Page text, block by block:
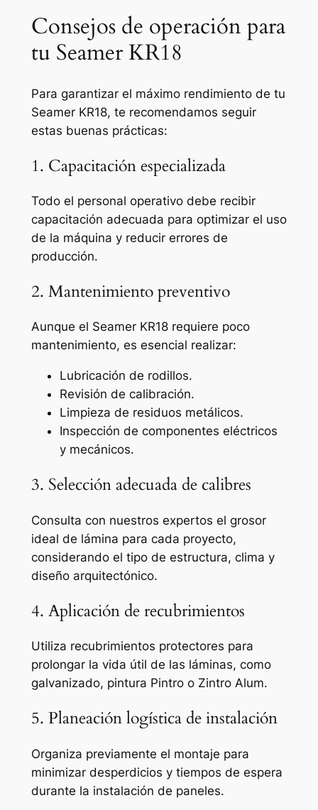
Consejos de operación para
tu Seamer KR18
Para garantizar el máximo rendimiento de tu
Seamer KR18, te recomendamos seguir
estas buenas prácticas:
1. Capacitación especializada
Todo el personal operativo debe recibir
capacitación adecuada para optimizar el uso
de la máquina y reducir errores de
producción.
2. Mantenimiento preventivo
Aunque el Seamer KR18 requiere poco
mantenimiento, es esencial realizar:
Lubricación de rodillos.
Revisión de calibración.
Limpieza de residuos metálicos.
Inspección de componentes eléctricos
y mecánicos.
3. Selección adecuada de calibres
Consulta con nuestros expertos el grosor
ideal de lámina para cada proyecto,
considerando el tipo de estructura, clima y
diseño arquitectónico.
4. Aplicación de recubrimientos
Utiliza recubrimientos protectores para
prolongar la vida útil de las láminas, como
galvanizado, pintura Pintro o Zintro Alum.
5. Planeación logística de instalación
Organiza previamente el montaje para
minimizar desperdicios y tiempos de espera
durante la instalación de paneles.